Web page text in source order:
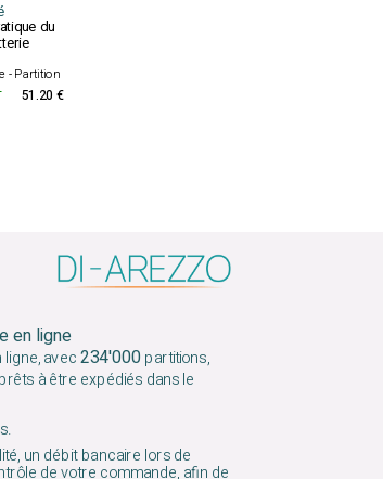
du
- Partition
51.20 €
en ligne
avec234'000partitions,
à être expédiés dans le
un débit bancaire lors de
de votre commande, afin de